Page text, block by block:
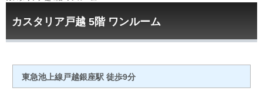
カスタリア戸越 5階 ワンルーム
東急池上線戸越銀座駅 徒歩9分